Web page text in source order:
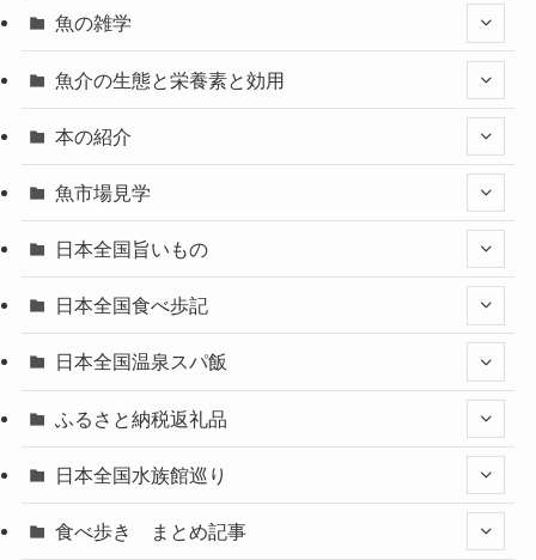
魚の雑学
魚介の生態と栄養素と効用
本の紹介
魚市場見学
日本全国旨いもの
日本全国食べ歩記
日本全国温泉スパ飯
ふるさと納税返礼品
日本全国水族館巡り
食べ歩き まとめ記事